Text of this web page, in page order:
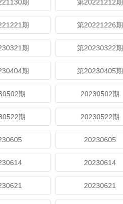
期 第20221212期
期 第20221226期
期 第20230322期
期 第20230405期
期 20230502期
期 20230522期
20230605
20230614
20230621